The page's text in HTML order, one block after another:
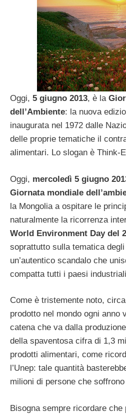
Oggi, 5 giugno 2013, è la
dell’Ambiente: la nuova
inaugurata nel 1972 dalle
delle proprie tematiche il
alimentari. Lo slogan è Think-
Oggi, mercoledì 5 giugno
Giornata mondiale
la Mongolia a ospitare le
naturalmente la ricorrenza
World Environment Day del
soprattutto sulla tematica degli
un’autentico scandalo che
compatta tutti i paesi
Come è tristemente noto, circa
prodotto nel mondo ogni anno
catena che va dalla
della spaventosa cifra di 1,3
prodotti alimentari, come
l’Unep: tale quantità
milioni di persone che
Bisogna sempre ricordare che